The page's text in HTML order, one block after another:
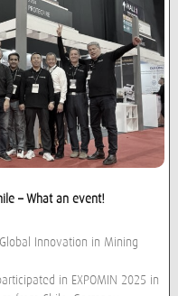
– What an event!​
Innovation in Mining
in EXPOMIN 2025 in